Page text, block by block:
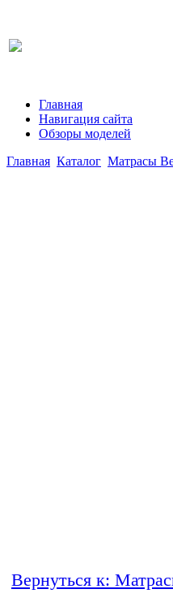
Главная
Навигация сайта
Обзоры моделей
Главная Каталог Матрасы
Вернуться к: